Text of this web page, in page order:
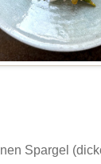
Spargel